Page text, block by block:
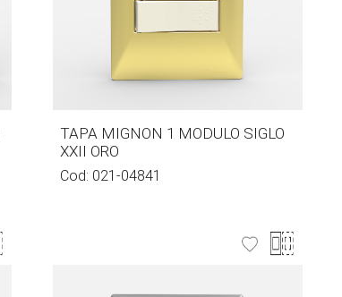
TAPA MIGNON 1 MODULO SIGLO
XXII ORO
Cod: 021-04841